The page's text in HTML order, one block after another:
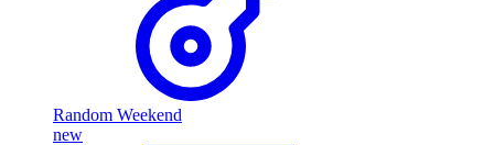
Random Weekend
new